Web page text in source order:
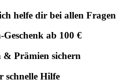
helfe dir bei allen Fragen
ab 100 €
Prämien sichern
Hilfe